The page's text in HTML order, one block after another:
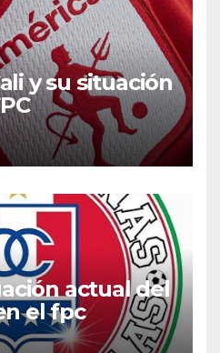
y su situación
actual del
el fpc